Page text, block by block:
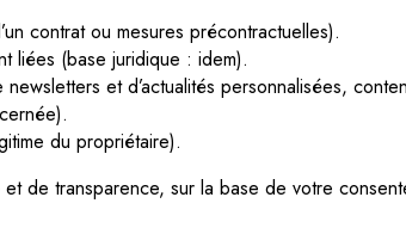
contrat ou mesures précontractuelles).
liées (base juridique : idem).
et d’actualités personnalisées,
du propriétaire).
de transparence, sur la base de votre